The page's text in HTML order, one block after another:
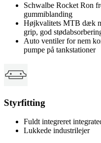
Schwalbe Rocket Ron
gummiblanding
Højkvalitets MTB dæk
grip, god
Auto ventiler for nem
pumpe på tankstationer
Styrfitting
Fuldt integreret
Lukkede industrilejer